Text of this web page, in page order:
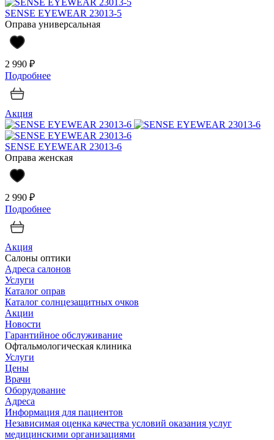
SENSE EYEWEAR 23013-5
Оправа универсальная
2 990 ₽
Подробнее
Акция
SENSE EYEWEAR 23013-6
Оправа женская
2 990 ₽
Подробнее
Акция
Салоны оптики
Адреса салонов
Услуги
Каталог оправ
Каталог солнцезащитных очков
Акции
Новости
Гарантийное обслуживание
Офтальмологическая клиника
Услуги
Цены
Врачи
Оборудование
Адреса
Информация для пациентов
Независимая оценка качества условий оказания услуг
медицинскими организациями